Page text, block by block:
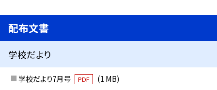
配布文書
学校だより
学校だより7月号 PDF
(1 MB)